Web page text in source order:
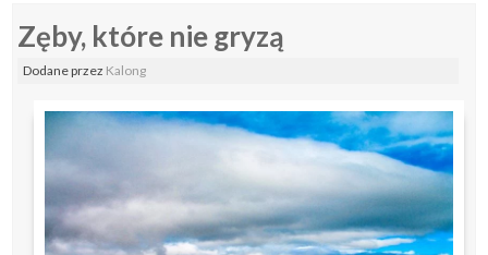
to
content
Zęby, które nie gryzą
Dodaneprzez Kalong